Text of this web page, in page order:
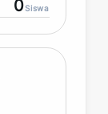
0Siswa